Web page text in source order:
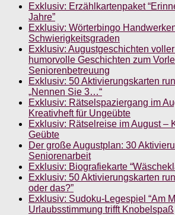
Exklusiv: Erzählkartenpaket
Jahre”
Exklusiv: Wörterbingo
Schwierigkeitsgraden
Exklusiv: Augustgeschichten
humorvolle Geschichten zum
Seniorenbetreuung
Exklusiv: 50 Aktivierungskarten
„Nennen Sie 3…“
Exklusiv: Rätselspaziergang im
Kreativheft für Ungeübte
Exklusiv: Rätselreise im August –
Geübte
Der große Augustplan: 30
Seniorenarbeit
Exklusiv: Biografiekarte
Exklusiv: 50 Aktivierungskarten
oder das?”
Exklusiv: Sudoku-Legespiel “Am
Urlaubsstimmung trifft Knobelspaß